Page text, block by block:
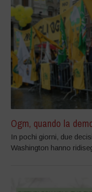
Ogm, quando la
In pochi giorni, due
Washington hanno